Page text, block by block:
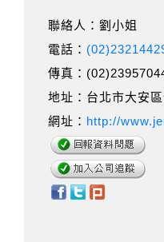
聯絡人：劉小姐
電話：
傳真：
地址：台北市大安
網址： http://